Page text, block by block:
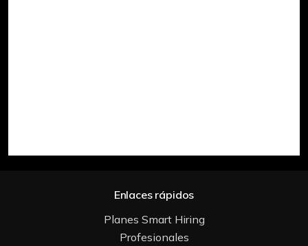
Enlaces rápidos
Planes Smart Hiring
Profesionales